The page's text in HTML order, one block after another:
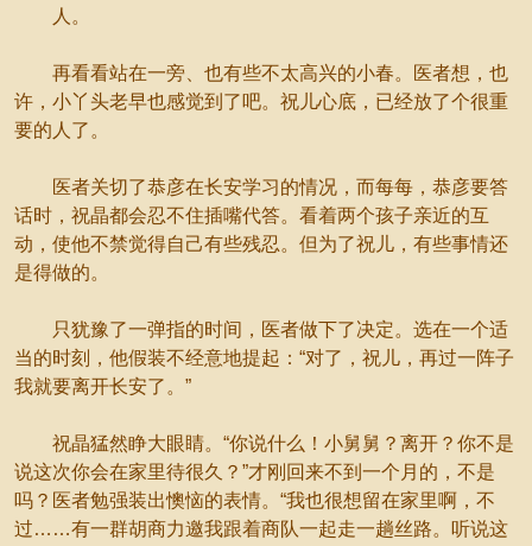
人。
再看看站在一旁、也有些不太高兴的小春。医者想，也
许，小丫头老早也感觉到了吧。祝儿心底，已经放了个很重
要的人了。
医者关切了恭彦在长安学习的情况，而每每，恭彦要答
话时，祝晶都会忍不住插嘴代答。看着两个孩子亲近的互
动，使他不禁觉得自己有些残忍。但为了祝儿，有些事情还
是得做的。
只犹豫了一弹指的时间，医者做下了决定。选在一个适
当的时刻，他假装不经意地提起：“对了，祝儿，再过一阵子
我就要离开长安了。”
祝晶猛然睁大眼睛。“你说什么！小舅舅？离开？你不是
说这次你会在家里待很久？”才刚回来不到一个月的，不是
吗？医者勉强装出懊恼的表情。“我也很想留在家里啊，不
过……有一群胡商力邀我跟着商队一起走一趟丝路。听说这